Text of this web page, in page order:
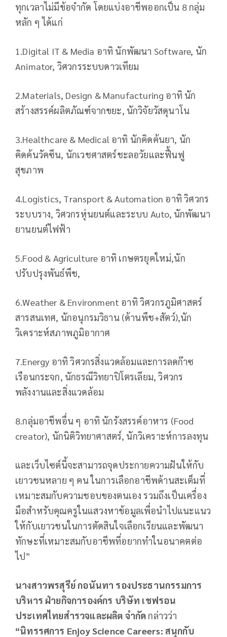
ทุกเวลาไม่มีข้อจำกัด โดยแบ่งอาชีพออกเป็น 8 กลุ่ม
หลัก ๆ ได้แก่
1.Digital IT & Media อาทิ นักพัฒนา Software, นัก
Animator, วิศวกรระบบดาวเทียม
2.Materials, Design & Manufacturing อาทิ นัก
สร้างสรรค์ผลิตภัณฑ์จากขยะ, นักวิจัยวัสดุนาโน
3.Healthcare & Medical อาทิ นักคิดค้นยา, นัก
คิดค้นวัคซีน, นักเวชศาสตร์ชะลอวัยและฟื้นฟู
สุขภาพ
4.Logistics, Transport & Automation อาทิ วิศวกร
ระบบราง, วิศวกรหุ่นยนต์และระบบ Auto, นักพัฒนา
ยานยนต์ไฟฟ้า
5.Food & Agriculture อาทิ เกษตรยุคใหม่,นัก
ปรับปรุงพันธ์พืช,
6.Weather & Environment อาทิ วิศวกรภูมิศาสตร์
สารสนเทศ, นักอนุกรมวิธาน (ด้านพืช+สัตว์),นัก
วิเคราะห์สภาพภูมิอากาศ
7.Energy อาทิ วิศวกรสิ่งแวดล้อมและการลดก๊าซ
เรือนกระจก, นักธรณีวิทยาปิโตรเลียม, วิศวกร
พลังงานและสิ่งแวดล้อม
8.กลุ่มอาชีพอื่น ๆ อาทิ นักรังสรรค์อาหาร (Food
creator), นักนิติวิทยาศาสตร์, นักวิเคราะห์การลงทุน
และเว็บไซต์นี้จะสามารถจุดประกายความฝันให้กับ
เยาวชนหลาย ๆ คน ในการเลือกอาชีพด้านสะเต็มที่
เหมาะสมกับความชอบของตนเอง รวมถึงเป็นเครื่อง
มือสำหรับคุณครูในแสวงหาข้อมูลเพื่อนำไปแนะแนว
ให้กับเยาวชนในการตัดสินใจเลือกเรียนและพัฒนา
ทักษะที่เหมาะสมกับอาชีพที่อยากทำในอนาคตต่อ
ไป”
นางสาวพรสุรีย์ กอนันทา รองประธานกรรมการ
บริหาร ฝ่ายกิจการองค์กร บริษัท เชฟรอน
ประเทศไทยสำรวจและผลิต จำกัดกล่าวว่า
“นิทรรศการ Enjoy Science Careers: สนุกกับ